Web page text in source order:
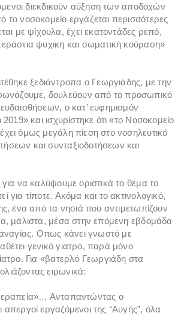
διεκδικούν αύξηση των αποδοχών
νοσοκομείο εργάζεται περισσότερες
με ψίχουλα, έχει εκατοντάδες ρεπό,
ψυχική και σωματική κούραση»
ξεδιάντροπα ο Γεωργιάδης, με την
δουλεύουν από το προσωπικό
ο κατ’ ευφημισμόν
και ισχυρίστηκε ότι «το Νοσοκομείο
όμως μεγάλη πίεση στο νοσηλευτικό
και συνταξιοδοτήσεων και
να καλύψουμε οριστικά το θέμα το
τίποτε. Ακόμα και το ακτινολογικό,
ένα από τα νησιά που αντιμετωπίζουν
μάλιστα, μέσα στην επόμενη εβδομάδα
Οπως κάνει γνωστό με
γενικό γιατρό, παρά μόνο
Για «βατερλό Γεωργιάδη στα
ειρωνικά:
Ανταπαντώντας ο
εργαζόμενοι της “Αυγής”, όλα